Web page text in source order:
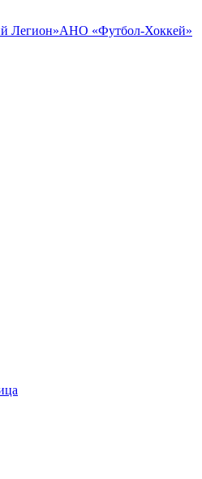
Легион»АНО «Футбол-Хоккей»